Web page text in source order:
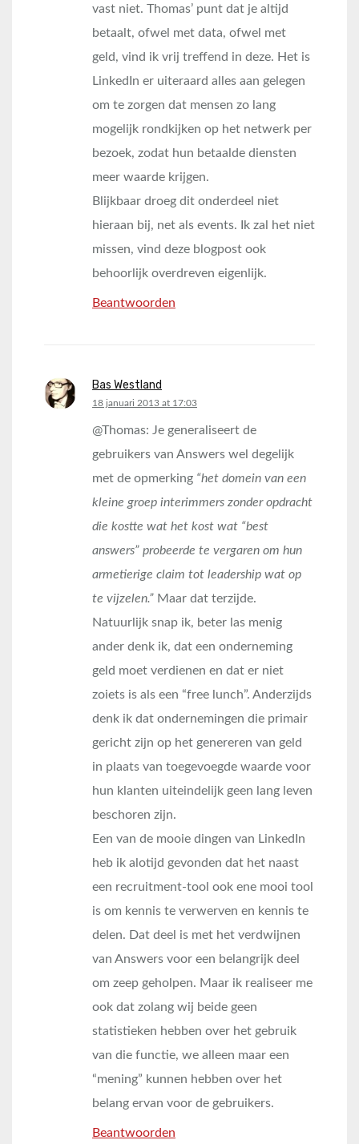
vast niet. Thomas’ punt dat je altijd
betaalt, ofwel met data, ofwel met
geld, vind ik vrij treffend in deze. Het is
LinkedIn er uiteraard alles aan gelegen
om te zorgen dat mensen zo lang
mogelijk rondkijken op het netwerk per
bezoek, zodat hun betaalde diensten
meer waarde krijgen.
Blijkbaar droeg dit onderdeel niet
hieraan bij, net als events. Ik zal het niet
missen, vind deze blogpost ook
behoorlijk overdreven eigenlijk.
Beantwoorden
Bas Westland
says:
18 januari 2013 at 17:03
@Thomas: Je generaliseert de
gebruikers van Answers wel degelijk
met de opmerking “het domein van een
kleine groep interimmers zonder opdracht
die kostte wat het kost wat “best
answers” probeerde te vergaren om hun
armetierige claim tot leadership wat op
te vijzelen.” Maar dat terzijde.
Natuurlijk snap ik, beter las menig
ander denk ik, dat een onderneming
geld moet verdienen en dat er niet
zoiets is als een “free lunch”. Anderzijds
denk ik dat ondernemingen die primair
gericht zijn op het genereren van geld
in plaats van toegevoegde waarde voor
hun klanten uiteindelijk geen lang leven
beschoren zijn.
Een van de mooie dingen van LinkedIn
heb ik alotijd gevonden dat het naast
een recruitment-tool ook ene mooi tool
is om kennis te verwerven en kennis te
delen. Dat deel is met het verdwijnen
van Answers voor een belangrijk deel
om zeep geholpen. Maar ik realiseer me
ook dat zolang wij beide geen
statistieken hebben over het gebruik
van die functie, we alleen maar een
“mening” kunnen hebben over het
belang ervan voor de gebruikers.
Beantwoorden